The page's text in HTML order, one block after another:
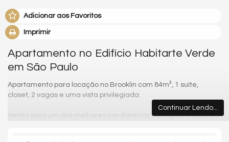
Adicionar aos Favoritos
Imprimir
Apartamento no Edifício Habitarte Verde
em São Paulo
Apartamento para locação no Brooklin com 84m², 1 suíte,
closet, 2 vagas e uma vista privilegiada.
Venha para um dos melhores condomínios da região e desfrute
merece. Possui 2 vagas de garagem, piscina, sauna, academia
Continuar Lendo...